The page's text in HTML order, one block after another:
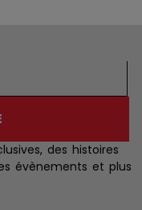
des histoires
évènements et plus